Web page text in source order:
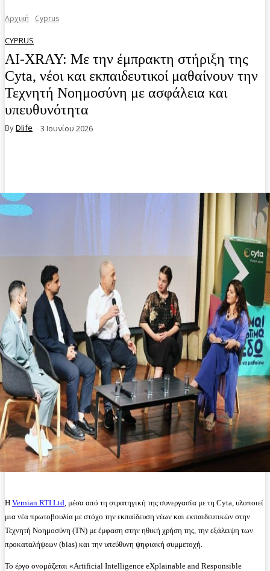
Αρχική Cyprus
CYPRUS
AI-XRAY: Με την έμπρακτη στήριξη της
Cyta, νέοι και εκπαιδευτικοί μαθαίνουν την
Τεχνητή Νοημοσύνη με ασφάλεια και
υπευθυνότητα
ByDlife 3 Ιουνίου 2026
Η Vernian RTI Ltd , μέσα από τη στρατηγική της συνεργασία με τη Cyta, υλοποιεί
μια νέα πρωτοβουλία με στόχο την εκπαίδευση νέων και εκπαιδευτικών στην
Τεχνητή Νοημοσύνη (ΤΝ) με έμφαση στην ηθική χρήση της, την εξάλειψη των
προκαταλήψεων (bias) και την υπεύθυνη ψηφιακή συμμετοχή.
Το έργο ονομάζεται «Artificial Intelligence eXplainable and Responsible